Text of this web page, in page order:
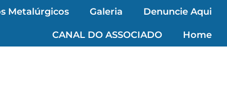
Metalúrgicos Galeria Denuncie Aqui
CANAL DO ASSOCIADO Home